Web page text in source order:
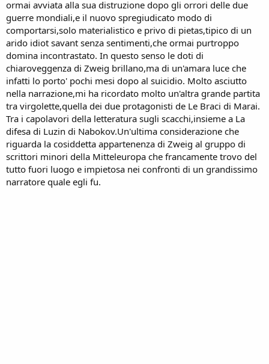
ormai avviata alla sua distruzione dopo gli orrori delle due
guerre mondiali,e il nuovo spregiudicato modo di
comportarsi,solo materialistico e privo di pietas,tipico di un
arido idiot savant senza sentimenti,che ormai purtroppo
domina incontrastato. In questo senso le doti di
chiaroveggenza di Zweig brillano,ma di un'amara luce che
infatti lo porto' pochi mesi dopo al suicidio. Molto asciutto
nella narrazione,mi ha ricordato molto un'altra grande partita
tra virgolette,quella dei due protagonisti de Le Braci di Marai.
Tra i capolavori della letteratura sugli scacchi,insieme a La
difesa di Luzin di Nabokov.Un'ultima considerazione che
riguarda la cosiddetta appartenenza di Zweig al gruppo di
scrittori minori della Mitteleuropa che francamente trovo del
tutto fuori luogo e impietosa nei confronti di un grandissimo
narratore quale egli fu.